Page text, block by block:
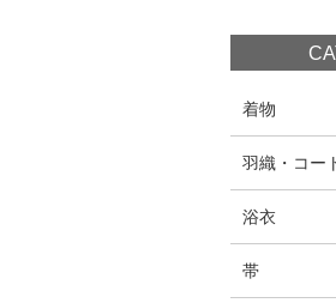
着物
羽織・コー
浴衣
帯